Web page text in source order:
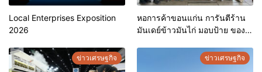
Local Enterprises Exposition
2026
หอการค้าขอนแก่น การันตีร้าน
มันเดย์ข้าวมันไก่ มอบป้าย ของดี
ประกอบการคุณภาพ ยกระดับ
มาตรฐาน สร้างความเชื่อมั่นให้ผู้
ข่าวเศรษฐกิจ ข่าวเศรษฐกิจ